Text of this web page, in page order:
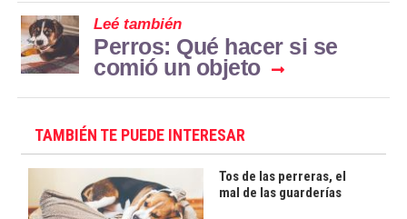
Leé también
Perros: Qué hacer si se
comió un objeto
TAMBIÉN TE PUEDE INTERESAR
Tos de las perreras, el
mal de las guarderías